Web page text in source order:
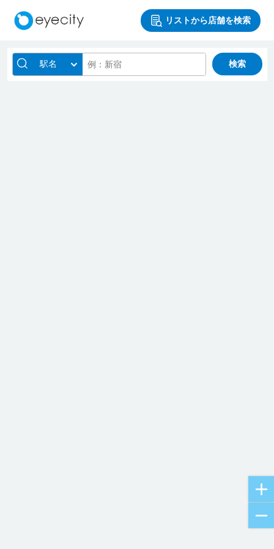
リストから店舗を検索
駅名 検索